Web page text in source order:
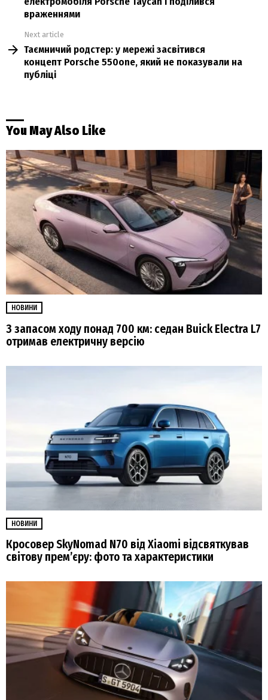
враженнями
Next article
Таємничий родстер: у мережі засвітився
концепт Porsche 550one, який не показували на
публіці
You May Also Like
НОВИНИ
З запасом ходу понад 700 км: седан Buick Electra L7
отримав електричну версію
НОВИНИ
Кросовер SkyNomad N70 від Xiaomi відсвяткував
світову прем’єру: фото та характеристики